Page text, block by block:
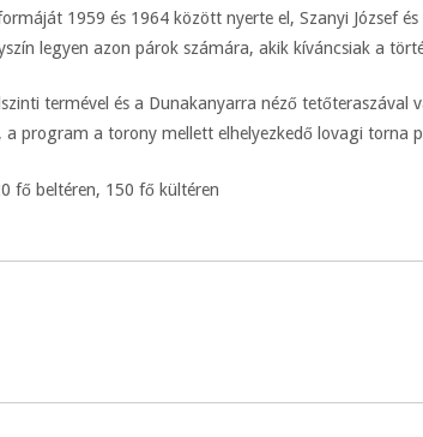
1959 és 1964 között nyerte el, Szanyi József
legyen azon párok számára, akik kíváncsiak a
termével és a Dunakanyarra néző
a program a torony mellett elhelyezkedő lovagi torna
fő beltéren, 150 fő kültéren